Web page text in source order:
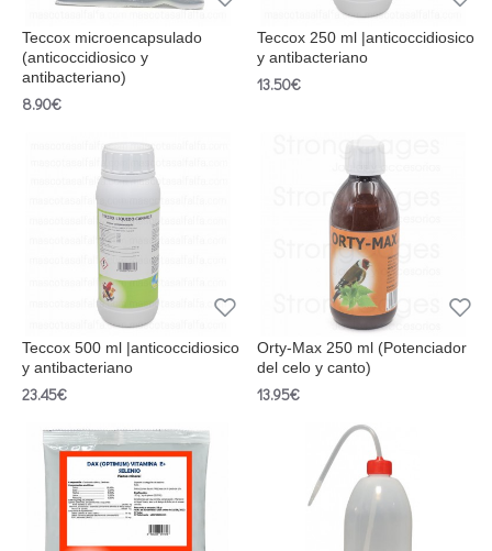
Teccox microencapsulado
(anticoccidiosico y
antibacteriano)
8.90€
Teccox 250 ml |anticoccidiosico
y antibacteriano
13.50€
Teccox 500 ml |anticoccidiosico
y antibacteriano
23.45€
Orty-Max 250 ml (Potenciador
del celo y canto)
13.95€